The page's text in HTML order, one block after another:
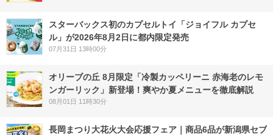
スターバックス初のカプセルトイ「ジョイフル カプセ
ル」が2026年8月2日に都内限定発売
07月31日 13時00分
オリーブの丘 8月限定「冷製カッペリーニ 赤海老のレモ
ンガーリック」新登場！爽やか夏メニューを徹底解説
08月01日 11時30分
長岡まつり大花火大会応援フェア｜商品6品が新潟県セブ